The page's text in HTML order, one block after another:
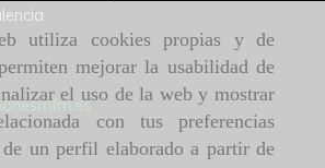
utiliza cookies propias y de
mejorar la usabilidad de
el uso de la web y mostrar
con tus preferencias
de un perfil elaborado a partir de